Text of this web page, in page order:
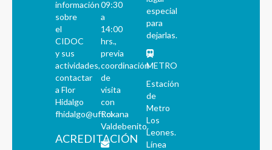
información
sobre
el
CIDOC
y sus
actividades,
contactar
a Flor
Hidalgo
fhidalgo@uft.cl
ACREDITACIÓN
09:30
a
14:00
hrs.,
previa
coordinación
de
visita
con
Roxana
Valdebenito.
especial
para
dejarlas.
METRO
Estación
de
Metro
Los
Leones.
Línea